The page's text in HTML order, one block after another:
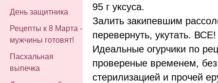
День защитника
Рецепты к 8 Марта -
мужчины готовят!
Пасхальная
выпечка
95 г уксуса.
Залить закипевшим
перевернуть, укутать. ВСЕ!
Идеальные огурчики по
провереные временем,
стерилизацией и прочей